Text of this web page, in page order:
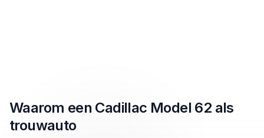
Waarom een Cadillac Model 62 als
trouwauto